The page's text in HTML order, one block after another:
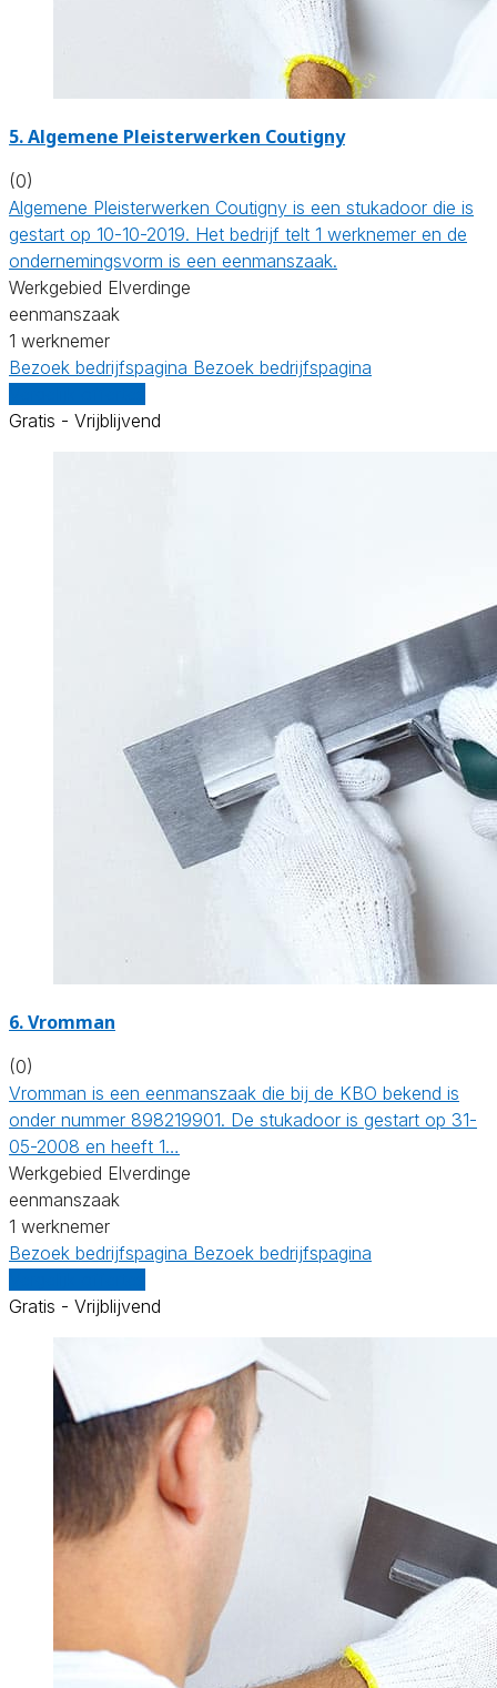
5. Algemene Pleisterwerken Coutigny
(0)
Algemene Pleisterwerken Coutigny is een stukadoor die is
gestart op 10-10-2019. Het bedrijf telt 1 werknemer en de
ondernemingsvorm is een eenmanszaak.
Werkgebied Elverdinge
eenmanszaak
1 werknemer
Bezoek bedrijfspagina Bezoek bedrijfspagina
Gratis - Vrijblijvend
6. Vromman
(0)
Vromman is een eenmanszaak die bij de KBO bekend is
onder nummer 898219901. De stukadoor is gestart op 31-
05-2008 en heeft 1…
Werkgebied Elverdinge
eenmanszaak
1 werknemer
Bezoek bedrijfspagina Bezoek bedrijfspagina
Gratis - Vrijblijvend